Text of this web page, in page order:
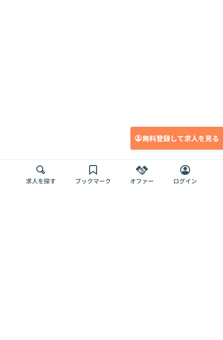
無料登録して求人を見る
求人を探す ブックマーク オファー ログイン